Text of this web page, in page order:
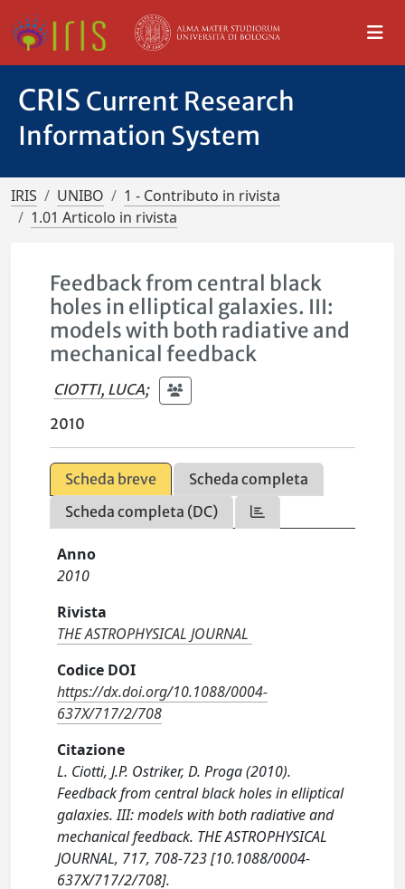
CRIS Current Research
Information System
IRIS UNIBO
1 - Contributo in rivista
1.01 Articolo in rivista
Feedback from central black
holes in elliptical galaxies. III:
models with both radiative and
mechanical feedback
CIOTTI, LUCA;
2010
Scheda breve
Scheda completa
Scheda completa (DC)
Anno
2010
Rivista
THE ASTROPHYSICAL JOURNAL
Codice DOI
https://dx.doi.org/10.1088/0004-
637X/717/2/708
Citazione
L. Ciotti, J.P. Ostriker, D. Proga (2010).
Feedback from central black holes in elliptical
galaxies. III: models with both radiative and
mechanical feedback. THE ASTROPHYSICAL
JOURNAL, 717, 708-723 [10.1088/0004-
637X/717/2/708].